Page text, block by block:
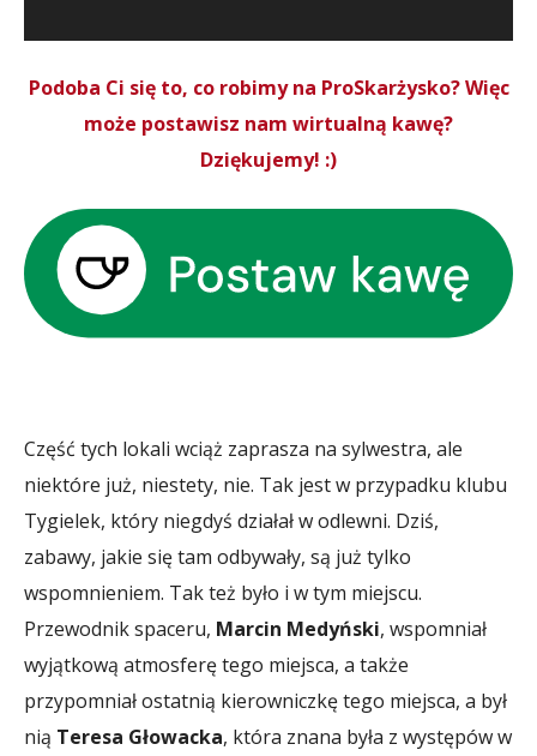
Podoba Ci się to, co robimy na ProSkarżysko? Więc
może postawisz nam wirtualną kawę?
Dziękujemy! :)
Część tych lokali wciąż zaprasza na sylwestra, ale
niektóre już, niestety, nie. Tak jest w przypadku klubu
Tygielek, który niegdyś działał w odlewni. Dziś,
zabawy, jakie się tam odbywały, są już tylko
wspomnieniem. Tak też było i w tym miejscu.
Przewodnik spaceru, Marcin Medyński, wspomniał
wyjątkową atmosferę tego miejsca, a także
przypomniał ostatnią kierowniczkę tego miejsca, a był
nią Teresa Głowacka, która znana była z występów w